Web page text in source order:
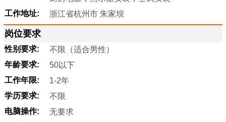
工作地址:
浙江省杭州市 朱家坝
岗位要求
性别要求:
不限（适合男性）
年龄要求:
50以下
工作年限:
1-2年
学历要求:
不限
电脑操作:
无要求